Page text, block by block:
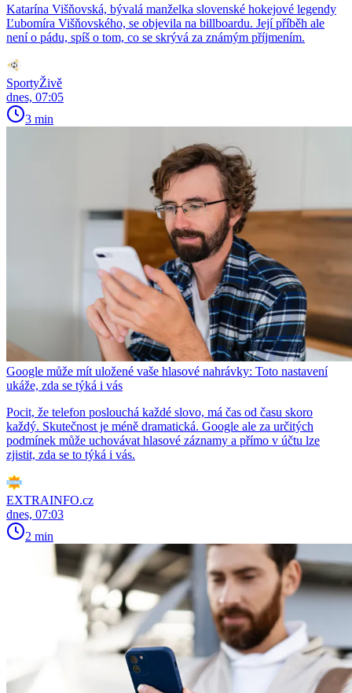
Katarína Višňovská, bývalá manželka slovenské hokejové legendy
Ľubomíra Višňovského, se objevila na billboardu. Její příběh ale
není o pádu, spíš o tom, co se skrývá za známým příjmením.
SportyŽivě
dnes, 07:05
3 min
Google může mít uložené vaše hlasové nahrávky: Toto nastavení
ukáže, zda se týká i vás
Pocit, že telefon poslouchá každé slovo, má čas od času skoro
každý. Skutečnost je méně dramatická. Google ale za určitých
podmínek může uchovávat hlasové záznamy a přímo v účtu lze
zjistit, zda se to týká i vás.
EXTRAINFO.cz
dnes, 07:03
2 min